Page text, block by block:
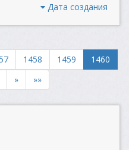
Дата создания
1458 1459
1460
» »»